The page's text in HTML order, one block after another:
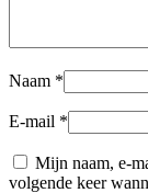
Naam *
E-mail *
Mijn naam, e-
volgende keer